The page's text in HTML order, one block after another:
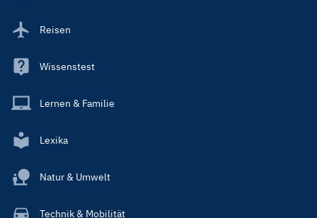
Reisen
Wissenstest
Lernen & Familie
Lexika
Natur & Umwelt
Technik & Mobilität